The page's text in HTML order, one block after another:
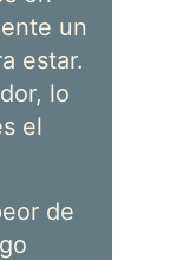
un
estar.
lo
el
de